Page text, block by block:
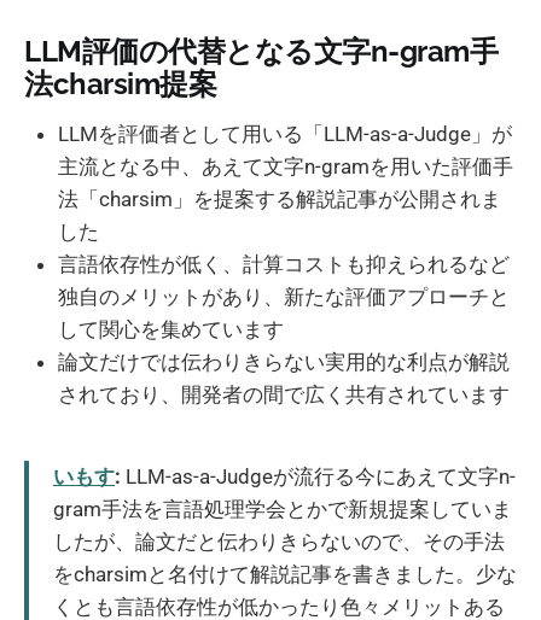
LLM評価の代替となる文字n-gram手
法charsim提案
LLMを評価者として用いる「LLM-as-a-Judge」が
主流となる中、あえて文字n-gramを用いた評価手
法「charsim」を提案する解説記事が公開されま
した
言語依存性が低く、計算コストも抑えられるなど
独自のメリットがあり、新たな評価アプローチと
して関心を集めています
論文だけでは伝わりきらない実用的な利点が解説
されており、開発者の間で広く共有されています
いもす: LLM-as-a-Judgeが流行る今にあえて文字n-
gram手法を言語処理学会とかで新規提案していま
したが、論文だと伝わりきらないので、その手法
をcharsimと名付けて解説記事を書きました。少な
くとも言語依存性が低かったり色々メリットある